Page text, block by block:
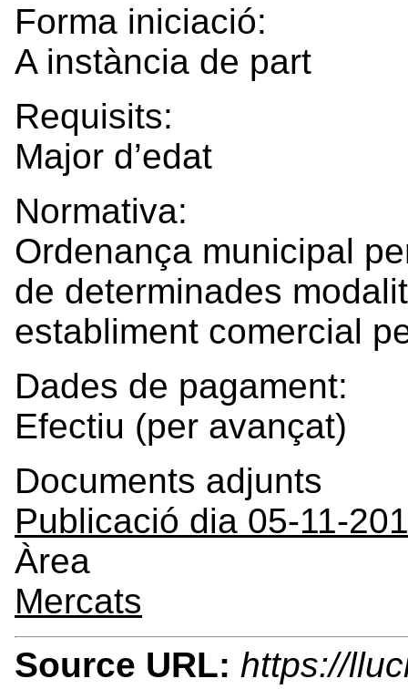
Forma iniciació:
A instància de part
Requisits:
Major d’edat
Normativa:
Ordenança municipal
de determinades
establiment comercial
Dades de pagament:
Efectiu (per avançat)
Documents adjunts
Publicació dia 05-11-
Àrea
Mercats
Source URL: https://